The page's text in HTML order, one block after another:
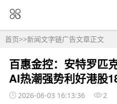
首页>>新闻文字链广告文章正文
百惠金控：安特罗匹
AI热潮强势利好港股
2026-06-03 16:13:36 2